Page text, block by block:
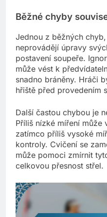
Běžné chyby
Jednou z běžných
neprovádějí úpravy
postavení soupeře.
může vést k
snadno bráněny. Hráči
hřiště před provedením
Další častou chybou je
Příliš nízké míření může
zatímco příliš vysoké
kontroly. Cvičení se
může pomoci zmírnit
celkovou přesnost střel.